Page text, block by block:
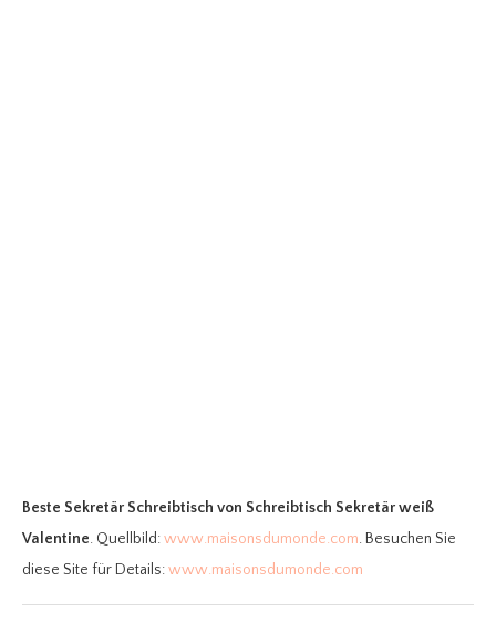
Beste Sekretär Schreibtisch von Schreibtisch Sekretär weiß
Valentine. Quellbild:www.maisonsdumonde.com. Besuchen Sie
diese Site für Details:www.maisonsdumonde.com